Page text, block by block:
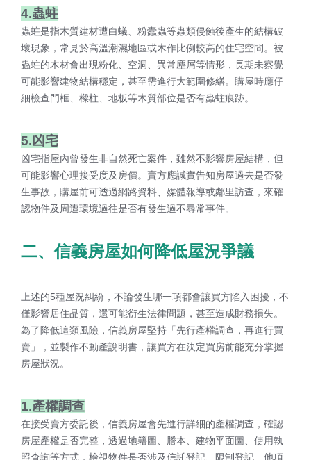
4.蟲蛀
蟲蛀是指木質建材遭白蟻、粉蠹蟲等蟲類侵蝕後產生的結構破
壞現象，常見於高溫潮濕地區或木作比例較高的住宅空間。被
蟲蛀的木材會出現粉化、空洞、異常塵屑等情形，長期未察覺
可能影響建物結構穩定，甚至需進行大範圍修繕。購屋時應仔
細檢查門框、樑柱、地板等木質部位是否有蟲蛀痕跡。
5.凶宅
凶宅指屋內曾發生非自然死亡案件，雖然不影響房屋結構，但
可能影響心理接受度及房價。賣方應誠實告知房屋過去是否發
生事故，購屋前可透過網路資料、媒體報導或鄰里訪查，來確
認物件及周遭環境過往是否有發生過不尋常事件。
二、信義房屋如何降低屋況爭議
上述的5種屋況糾紛，不論發生哪一項都會讓買方陷入困擾，不
僅影響居住品質，還可能衍生法律問題，甚至造成財務損失。
為了降低這類風險，信義房屋堅持「先行產權調查，再進行買
賣」，並製作不動產說明書，讓買方在決定買房前能充分掌握
房屋狀況。
1.產權調查
在接受賣方委託後，信義房屋會先進行詳細的產權調查，確認
房屋產權是否完整，透過地籍圖、謄本、建物平面圖、使用執
照查詢等方式，檢視物件是否涉及信託登記、限制登記、他項